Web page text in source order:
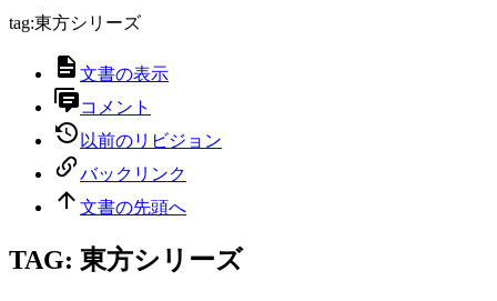
tag:東方シリーズ
文書の表示
コメント
以前のリビジョン
バックリンク
文書の先頭へ
TAG: 東方シリーズ